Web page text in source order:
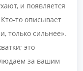
и появляется
то описывает
только сильнее».
это
за вашим